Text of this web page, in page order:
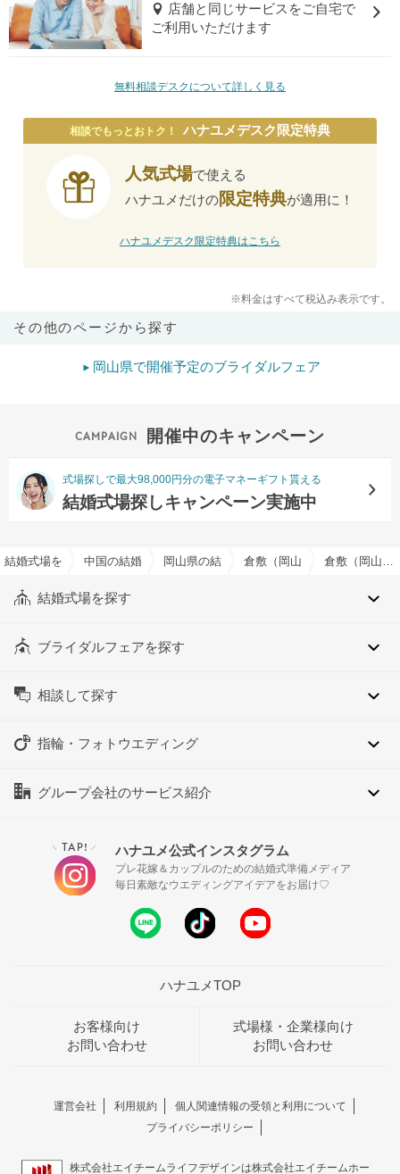
店舗と同じサービスをご自宅で
ご利用いただけます
無料相談デスクについて詳しく見る
相談でもっとおトク！ ハナユメデスク限定特典
人気式場で使える
ハナユメだけの限定特典が適用に！
ハナユメデスク限定特典はこちら
※料金はすべて税込み表示です。
その他のページから探す
岡山県で開催予定のブライダルフェア
開催中のキャンペーン
式場探しで最大98,000円分の電子マネーギフト貰える
結婚式場探しキャンペーン実施中
結婚式場を探すならハナユメ
中国の結婚式場 岡山県の結婚式場倉敷（岡山県）の結婚式場倉敷（岡山県）の約50人でおすすめの結婚式場・挙式会場一覧
結婚式場を探す
ブライダルフェアを探す
相談して探す
指輪・フォトウエディング
グループ会社のサービス紹介
＼ TAP! ／ ハナユメ公式インスタグラム
プレ花嫁＆カップルのための結婚式準備メディア
毎日素敵なウエディングアイデアをお届け♡
ハナユメTOP
お客様向け
お問い合わせ
式場様・企業様向け
お問い合わせ
運営会社 利用規約
個人関連情報の受領と利用について
プライバシーポリシー
株式会社エイチームライフデザインは株式会社エイチームホー